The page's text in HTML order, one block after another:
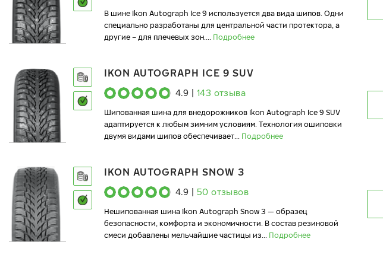
В шине Ikon Autograph Ice 9 используется два вида шипов. Одни
специально разработаны для центральной части протектора, а
другие – для плечевых зон.... Подробнее
IKON AUTOGRAPH ICE 9 SUV
4.9 143 отзыва
Шипованная шина для внедорожников Ikon Autograph Ice 9 SUV
адаптируется к любым зимним условиям. Технология ошиповки
двумя видами шипов обеспечивает... Подробнее
IKON AUTOGRAPH SNOW 3
4.9 50 отзывов
Нешипованная шина Ikon Autograph Snow 3 — образец
безопасности, комфорта и экономичности. В состав резиновой
смеси добавлены мельчайшие частицы из... Подробнее